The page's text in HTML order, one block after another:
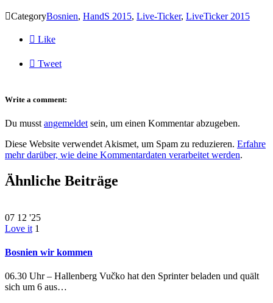
CategoryBosnien, HandS 2015, Live-Ticker, LiveTicker 2015
 Like
 Tweet
Write a comment:
Du musst angemeldet sein, um einen Kommentar abzugeben.
Diese Website verwendet Akismet, um Spam zu reduzieren. Erfahre
mehr darüber, wie deine Kommentardaten verarbeitet werden.
Ähnliche Beiträge
07 12 '25
Love it 1
Bosnien wir kommen
06.30 Uhr – Hallenberg Vučko hat den Sprinter beladen und quält
sich um 6 aus…